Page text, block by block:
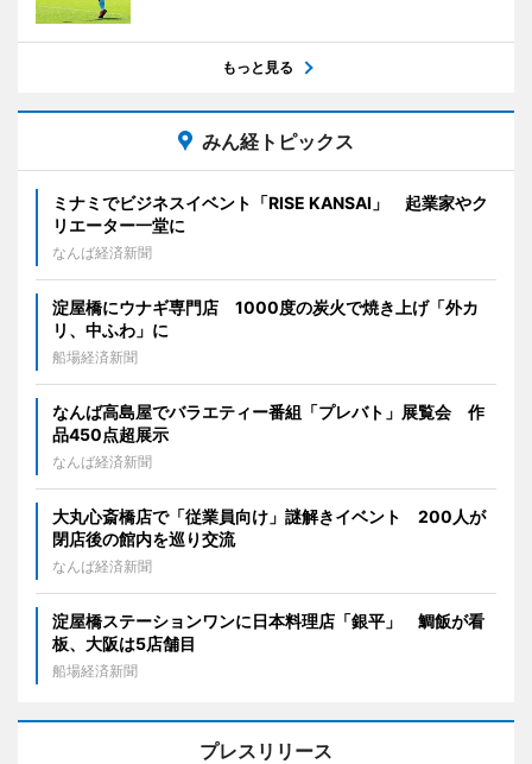
もっと見る
みん経トピックス
ミナミでビジネスイベント「RISE KANSAI」 起業家やク
リエーター一堂に
なんば経済新聞
淀屋橋にウナギ専門店 1000度の炭火で焼き上げ「外カ
リ、中ふわ」に
船場経済新聞
なんば高島屋でバラエティー番組「プレバト」展覧会 作
品450点超展示
なんば経済新聞
大丸心斎橋店で「従業員向け」謎解きイベント 200人が
閉店後の館内を巡り交流
なんば経済新聞
淀屋橋ステーションワンに日本料理店「銀平」 鯛飯が看
板、大阪は5店舗目
船場経済新聞
プレスリリース